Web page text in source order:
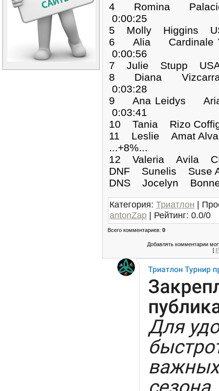
4 Romina
0:00:25
5 Molly Higgins
6 Alia Cardinale
0:00:56
7 Julie Stupp
8 Diana
0:03:28
9 Ana Leidys
0:03:41
10 Tania Rizo
11 Leslie Amat
...+8%...
12 Valeria Avila
DNF Sunelis
DNS Jocelyn
Категория: Триатлон |
antonZap | Рейтинг: 0.0/0
Всего комментариев: 0
Добавлять комментарии
[